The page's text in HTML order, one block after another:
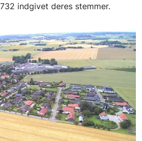
indgivet deres stemmer.